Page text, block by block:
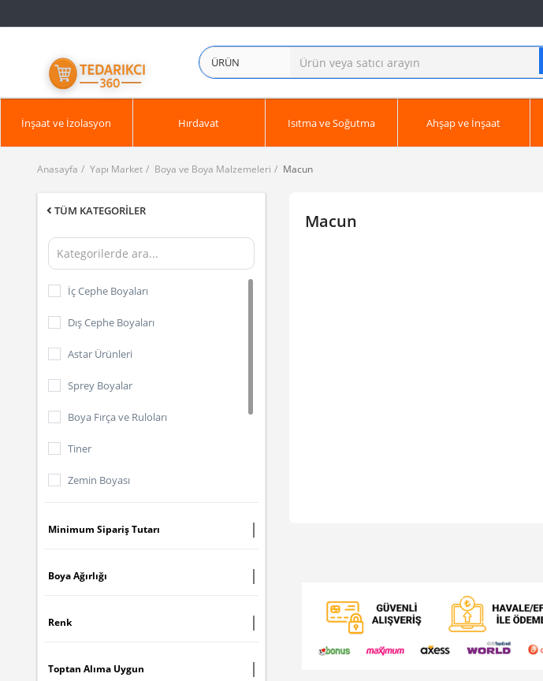
ÜRÜN
İnşaat ve İzolasyon Hırdavat Isıtma ve Soğutma Ahşap ve İnşaat
Anasayfa Yapı Market Boya ve Boya Malzemeleri Macun
TÜM KATEGORILER
İç Cephe Boyaları
Dış Cephe Boyaları
Astar Ürünleri
Sprey Boyalar
Boya Fırça ve Ruloları
Tiner
Zemin Boyası
Hobi Boyaları
Minimum Sipariş Tutarı
Boya Ağırlığı
Renk
Toptan Alıma Uygun
Macun